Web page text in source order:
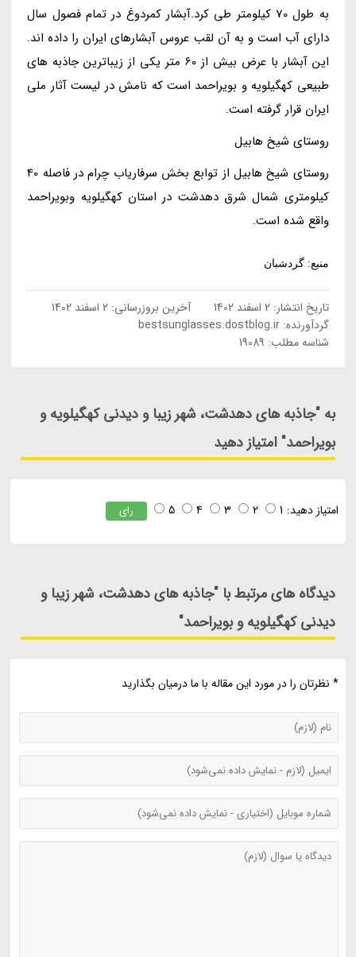
به طول 70 کیلومتر طی کرد.آبشار کمردوغ در تمام فصول سال
دارای آب است و به آن لقب عروس آبشارهای ایران را داده اند.
این آبشار با عرض بیش از 60 متر یکی از زیباترین جاذبه های
طبیعی کهگیلویه و بویراحمد است که نامش در لیست آثار ملی
ایران قرار گرفته است.
روستای شیخ هابیل
روستای شیخ هابیل از توابع بخش سرفاریاب چرام در فاصله 40
کیلومتری شمال شرق دهدشت در استان کهگیلویه وبویراحمد
واقع شده است.
منبع: گردشبان
تاریخ انتشار:2 اسفند 1402 آخرین بروزرسانی:2 اسفند 1402
گردآورنده:bestsunglasses.dostblog.ir
شناسه مطلب: 19089
به "جاذبه های دهدشت، شهر زیبا و دیدنی کهگیلویه و
بویراحمد" امتیاز دهید
امتیاز دهید: 1
2
3
4
5 رای
دیدگاه های مرتبط با "جاذبه های دهدشت، شهر زیبا و
دیدنی کهگیلویه و بویراحمد"
* نظرتان را در مورد این مقاله با ما درمیان بگذارید